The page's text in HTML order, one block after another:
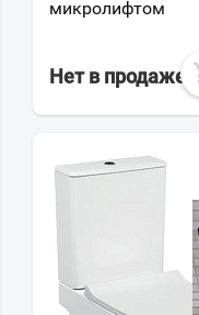
микролифтом
Нет в продаже